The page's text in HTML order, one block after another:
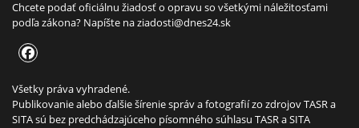
Chcete podať oficiálnu žiadosť o opravu so všetkými náležitosťami
podľa zákona? Napíšte naziadosti@dnes24.sk
Všetky práva vyhradené.
Publikovanie alebo ďalšie šírenie správ a fotografií zo zdrojov TASR a
SITA sú bez predchádzajúceho písomného súhlasu TASR a SITA